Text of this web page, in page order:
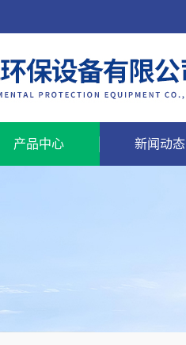
产品中心 新闻动态